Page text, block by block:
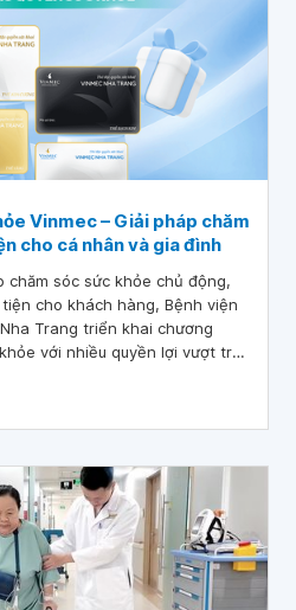
Vinmec – Giải pháp chăm
cho cá nhân và gia đình
chăm sóc sức khỏe chủ động,
cho khách hàng, Bệnh viện
Trang triển khai chương
với nhiều quyền lợi vượt trội,